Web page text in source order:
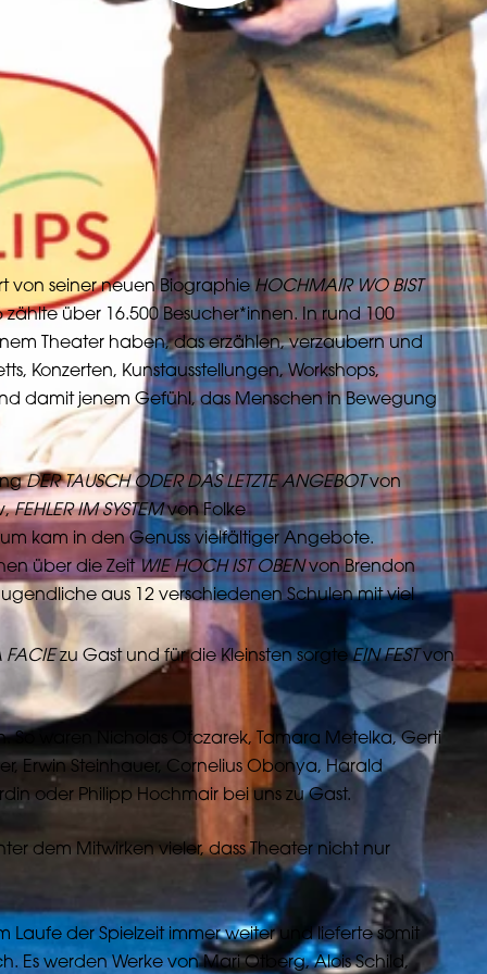
von seiner neuen BiographieHOCHMAIR WO BIST
zählte über 16.500 Besucher*innen. In rund 100
Theater haben, das erzählen, verzaubern und
Konzerten, Kunstausstellungen, Workshops,
damit jenem Gefühl, das Menschen in Bewegung
DER TAUSCH ODER DAS LETZTE ANGEBOT von
FEHLER IM SYSTEMvon Folke
kam in den Genuss vielfältiger Angebote.
über die Zeit WIE HOCH IST OBENvon Brendon
aus 12 verschiedenen Schulen mit viel
FACIE zu Gast und für die Kleinsten sorgteEIN FEST von
So waren Nicholas Ofczarek, Tamara Metelka, Gerti
Erwin Steinhauer, Cornelius Obonya, Harald
oder Philipp Hochmair bei uns zu Gast.
dem Mitwirken vieler, dass Theater nicht nur
der Spielzeit immer weiter und lieferte somit
Es werden Werke von Mari Otberg, Alois Schild,